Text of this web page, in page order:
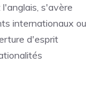
s'avère
internationaux ou
d'esprit